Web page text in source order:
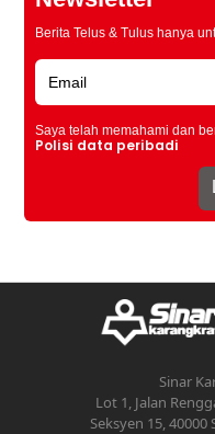
Berita Telus & Tulus hanya
Saya telah memahami dan
Polisi data peribadi
Sinar
Lot 1, Jalan
Seksyen 15, 40000